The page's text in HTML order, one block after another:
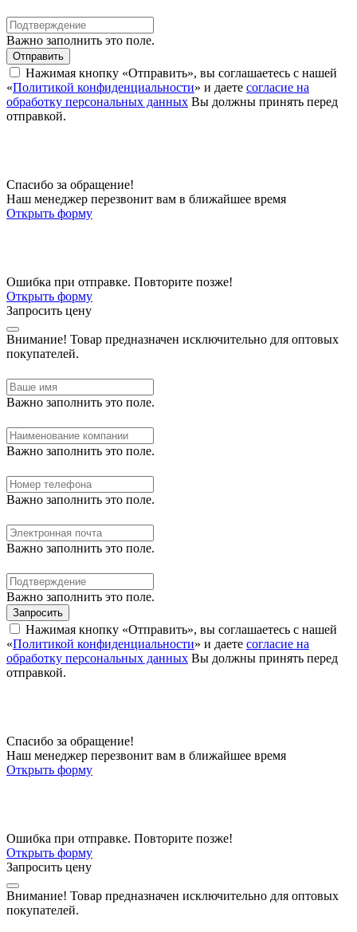
Важно заполнить это поле.
Отправить
Нажимая кнопку «Отправить», вы соглашаетесь с нашей
«Политикой конфиденциальности» и даете согласие на
обработку персональных данных Вы должны принять перед
отправкой.
Спасибо за обращение!
Наш менеджер перезвонит вам в ближайшее время
Открыть форму
Ошибка при отправке. Повторите позже!
Открыть форму
Запросить цену
Внимание! Товар предназначен исключительно для оптовых
покупателей.
Важно заполнить это поле.
Важно заполнить это поле.
Важно заполнить это поле.
Важно заполнить это поле.
Важно заполнить это поле.
Запросить
Нажимая кнопку «Отправить», вы соглашаетесь с нашей
«Политикой конфиденциальности» и даете согласие на
обработку персональных данных Вы должны принять перед
отправкой.
Спасибо за обращение!
Наш менеджер перезвонит вам в ближайшее время
Открыть форму
Ошибка при отправке. Повторите позже!
Открыть форму
Запросить цену
Внимание! Товар предназначен исключительно для оптовых
покупателей.